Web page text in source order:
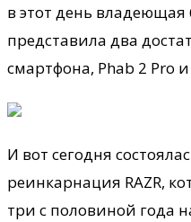
в этот день владеющая
представила два
смартфона, Phab 2 Pro
И вот сегодня
реинкарнация RAZR,
три с половиной года